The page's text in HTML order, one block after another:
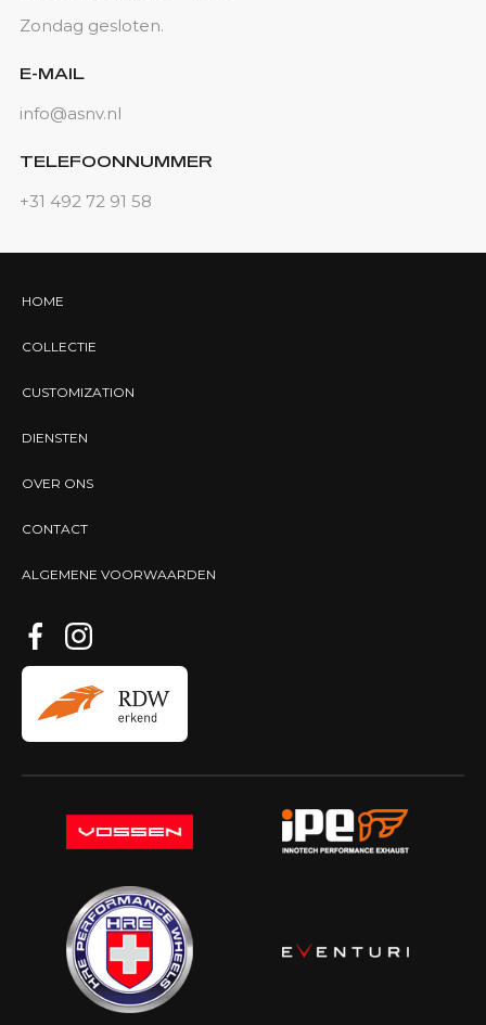
Zondag gesloten.
E-MAIL
info@asnv.nl
TELEFOONNUMMER
+31 492 72 91 58
HOME
COLLECTIE
CUSTOMIZATION
DIENSTEN
OVER ONS
CONTACT
ALGEMENE VOORWAARDEN